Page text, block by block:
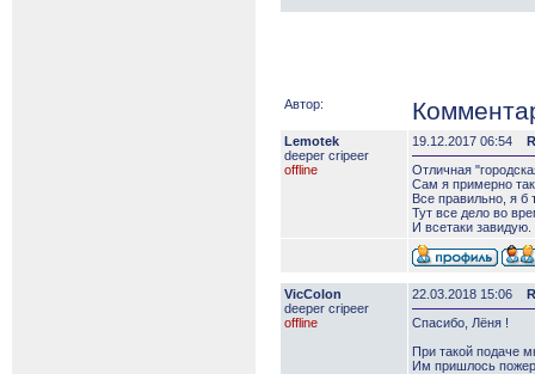
Автор:
Lemotek
deeper сripeer
offline
19.12.2017 06:54
Отличная
Сам я примерно
Все правильно, я б
Тут все дело во
И всетаки
VicColon
deeper сripeer
offline
22.03.2018 15:06
Спасибо, Лёня !
При такой подаче
Им пришлось